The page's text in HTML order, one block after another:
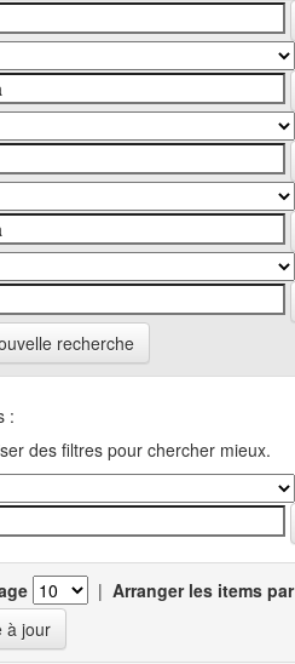
recherche
:
des filtres pour chercher mieux.
| Arranger les items par